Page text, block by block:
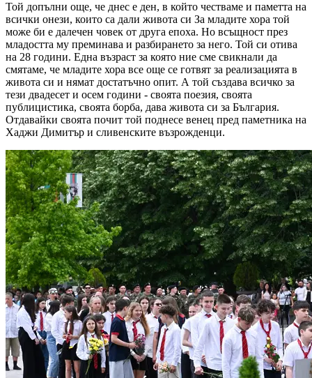
Той допълни още, че днес е ден, в който честваме и паметта на
всички онези, които са дали живота си За младите хора той
може би е далечен човек от друга епоха. Но всъщност през
младостта му преминава и разбирането за него. Той си отива
на 28 години. Една възраст за която ние сме свикнали да
смятаме, че младите хора все още се готвят за реализацията в
живота си и нямат достатъчно опит. А той създава всичко за
тези двадесет и осем години - своята поезия, своята
публицистика, своята борба, дава живота си за България.
Отдавайки своята почит той поднесе венец пред паметника на
Хаджи Димитър и сливенските възрожденци.